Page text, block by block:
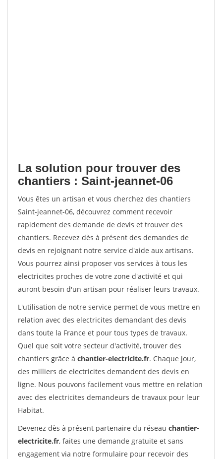
La solution pour trouver des
chantiers : Saint-jeannet-06
Vous êtes un artisan et vous cherchez des chantiers
Saint-jeannet-06, découvrez comment recevoir
rapidement des demande de devis et trouver des
chantiers. Recevez dès à présent des demandes de
devis en rejoignant notre service d'aide aux artisans.
Vous pourrez ainsi proposer vos services à tous les
electricites proches de votre zone d'activité et qui
auront besoin d'un artisan pour réaliser leurs travaux.
L'utilisation de notre service permet de vous mettre en
relation avec des electricites demandant des devis
dans toute la France et pour tous types de travaux.
Quel que soit votre secteur d'activité, trouver des
chantiers grâce à chantier-electricite.fr. Chaque jour,
des milliers de electricites demandent des devis en
ligne. Nous pouvons facilement vous mettre en relation
avec des electricites demandeurs de travaux pour leur
Habitat.
Devenez dès à présent partenaire du réseau chantier-
electricite.fr, faites une demande gratuite et sans
engagement via notre formulaire pour recevoir des